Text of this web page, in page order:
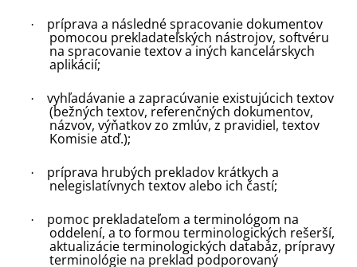
· príprava a následné spracovanie dokumentov
pomocou prekladateľských nástrojov, softvéru
na spracovanie textov a iných kancelárskych
aplikácií;
· vyhľadávanie a zapracúvanie existujúcich textov
(bežných textov, referenčných dokumentov,
názvov, výňatkov zo zmlúv, z pravidiel, textov
Komisie atď.);
· príprava hrubých prekladov krátkych a
nelegislatívnych textov alebo ich častí;
· pomoc prekladateľom a terminológom na
oddelení, a to formou terminologických rešerší,
aktualizácie terminologických databáz, prípravy
terminológie na preklad podporovaný